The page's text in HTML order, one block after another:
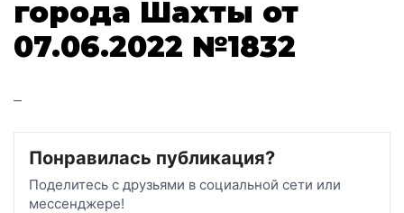
города Шахты от
07.06.2022 №1832
–
Понравилась публикация?
Поделитесь с друзьями в социальной сети или
мессенджере!